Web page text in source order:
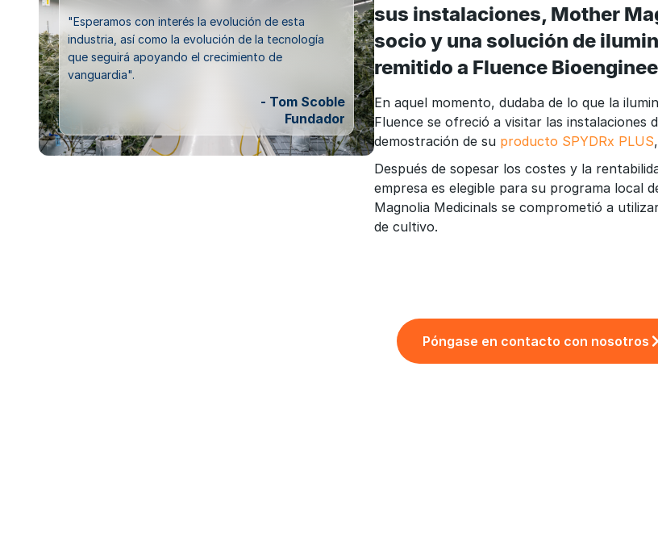
"Esperamos con interés la evolución de esta
industria, así como la evolución de la tecnología
que seguirá apoyando el crecimiento de
vanguardia".
- Tom Scoble
Fundador
sus instalaciones, Mother
socio y una solución de
remitido a Fluence
En aquel momento, dudaba de lo que la
Fluence se ofreció a visitar las instalaciones
demostración de su producto SPYDRx PLUS
Después de sopesar los costes y la
empresa es elegible para su programa local
Magnolia Medicinals se comprometió a
de cultivo.
Póngase en contacto con nosotros